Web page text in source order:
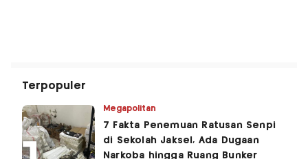
Terpopuler
Megapolitan
7 Fakta Penemuan Ratusan Senpi
di Sekolah Jaksel, Ada Dugaan
Narkoba hingga Ruang Bunker